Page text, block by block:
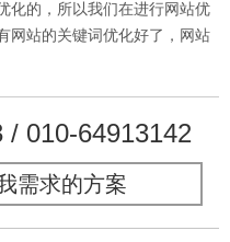
化的，所以我们在进行网站优
网站的关键词优化好了，网站
/ 010-64913142
需求的方案